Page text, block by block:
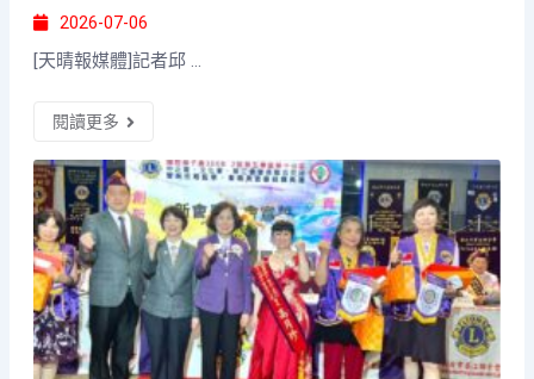
2026-07-06
[天晴報媒體]記者邱 ...
閱讀更多